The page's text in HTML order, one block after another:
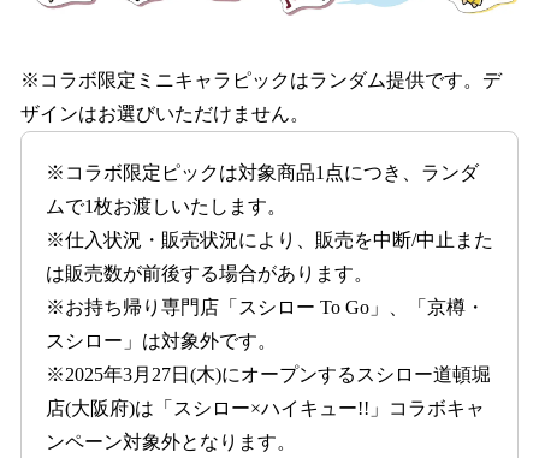
※コラボ限定ミニキャラピックはランダム提供です。デ
ザインはお選びいただけません。
※コラボ限定ピックは対象商品1点につき、ランダ
ムで1枚お渡しいたします。
※仕入状況・販売状況により、販売を中断/中止また
は販売数が前後する場合があります。
※お持ち帰り専門店「スシロー To Go」、「京樽・
スシロー」は対象外です。
※2025年3月27日(木)にオープンするスシロー道頓堀
店(大阪府)は「スシロー×ハイキュー!!」コラボキャ
ンペーン対象外となります。